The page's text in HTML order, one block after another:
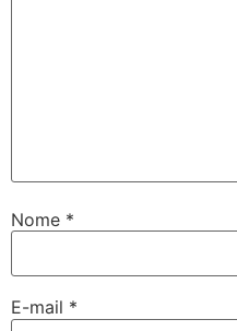
Nome *
E-mail *